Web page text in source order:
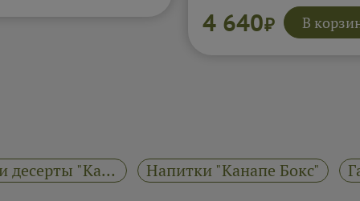
огурчиком и свежим
Булочки мягкие, котлеты
сочные, а сочетание
4 640₽ В
Завтрак и десерты "Канапе Бокс" Напитки "Канапе Бокс"